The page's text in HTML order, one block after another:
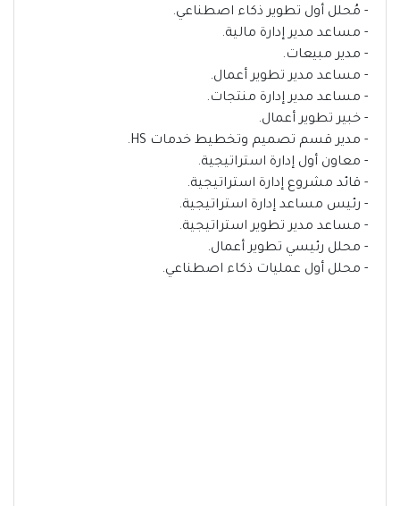
- مُحلل أول تطوير ذكاء اصطناعي.
- مساعد مدير إدارة مالية.
- مدير مبيعات.
- مساعد مدير تطوير أعمال.
- مساعد مدير إدارة منتجات.
- خبير تطوير أعمال.
- مدير قسم تصميم وتخطيط خدمات HS.
- معاون أول إدارة استراتيجية.
- قائد مشروع إدارة استراتيجية.
- رئيس مساعد إدارة استراتيجية.
- مساعد مدير تطوير استراتيجية.
- محلل رئيسي تطوير أعمال.
- محلل أول عمليات ذكاء اصطناعي.